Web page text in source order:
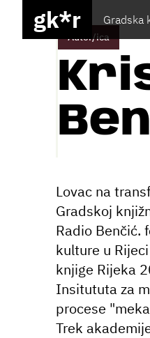
gk*r Gradska
Autor/ica
Lovac na
Gradskoj
Radio Benčić.
kulture u
knjige Rijeka
Insitututa za
procese
Trek